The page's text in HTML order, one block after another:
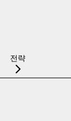
전략